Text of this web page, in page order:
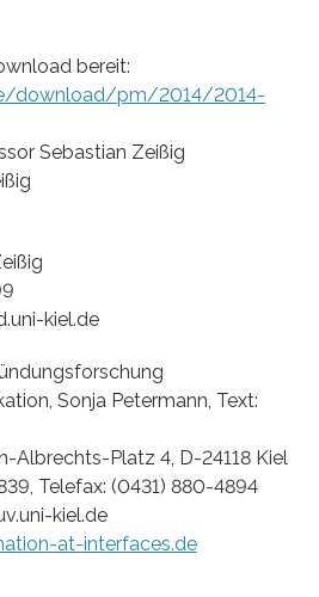
bereit:
download/pm/2014/2014-
Sebastian Zeißig
kiel.de
Sonja Petermann, Text:
Albrechts-Platz 4, D-24118 Kiel
Telefax: (0431) 880-4894
kiel.de
at-interfaces.de